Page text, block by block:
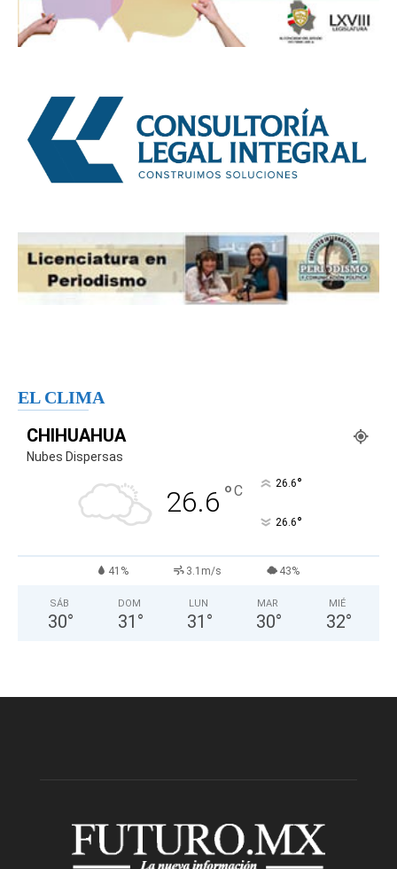
EL CLIMA
CHIHUAHUA
Nubes Dispersas
26.6 °C 26.6°
26.6°
41% 3.1m/s 43%
SÁB
30°
DOM
31 °
LUN
31 °
MAR
30°
MIÉ
32°